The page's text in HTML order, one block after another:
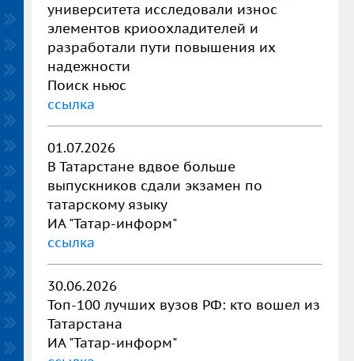
университета исследовали износ
элементов криоохладителей и
разработали пути повышения их
надежности
Поиск ньюс
ссылка
01.07.2026
В Татарстане вдвое больше
выпускников сдали экзамен по
татарскому языку
ИА "Татар-информ"
ссылка
30.06.2026
Топ-100 лучших вузов РФ: кто вошел из
Татарстана
ИА "Татар-информ"